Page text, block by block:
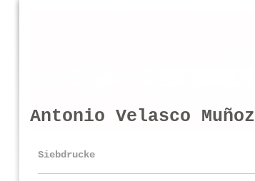
Antonio Velasco Muñoz
Siebdrucke